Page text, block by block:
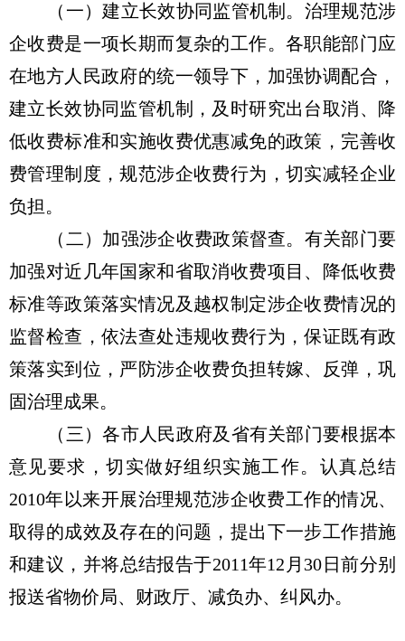
（一）建立长效协同监管机制。治理规范涉
企收费是一项长期而复杂的工作。各职能部门应
在地方人民政府的统一领导下，加强协调配合，
建立长效协同监管机制，及时研究出台取消、降
低收费标准和实施收费优惠减免的政策，完善收
费管理制度，规范涉企收费行为，切实减轻企业
负担。
（二）加强涉企收费政策督查。有关部门要
加强对近几年国家和省取消收费项目、降低收费
标准等政策落实情况及越权制定涉企收费情况的
监督检查，依法查处违规收费行为，保证既有政
策落实到位，严防涉企收费负担转嫁、反弹，巩
固治理成果。
（三）各市人民政府及省有关部门要根据本
意见要求，切实做好组织实施工作。认真总结
2010年以来开展治理规范涉企收费工作的情况、
取得的成效及存在的问题，提出下一步工作措施
和建议，并将总结报告于2011年12月30日前分别
报送省物价局、财政厅、减负办、纠风办。